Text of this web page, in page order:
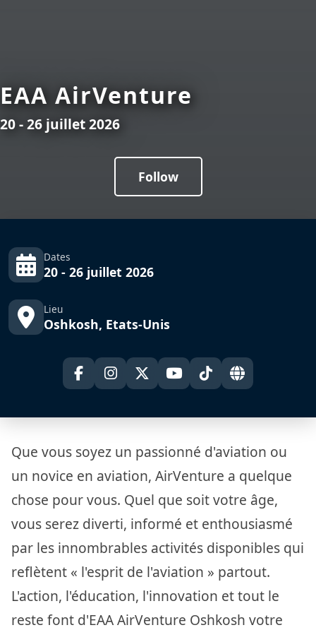
EAA AirVenture
20 - 26 juillet 2026
Follow
Dates
20 - 26 juillet 2026
Lieu
Oshkosh, Etats-Unis
Que vous soyez un passionné d'aviation ou
un novice en aviation, AirVenture a quelque
chose pour vous. Quel que soit votre âge,
vous serez diverti, informé et enthousiasmé
par les innombrables activités disponibles qui
reflètent « l'esprit de l'aviation » partout.
L'action, l'éducation, l'innovation et tout le
reste font d'EAA AirVenture Oshkosh votre